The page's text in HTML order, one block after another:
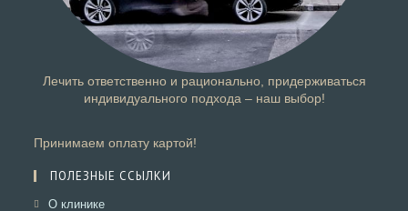
Лечить ответственно и рационально, придерживаться
индивидуального подхода – наш выбор!
Принимаем оплату картой!
ПОЛЕЗНЫЕ ССЫЛКИ
О клиникеОткроется